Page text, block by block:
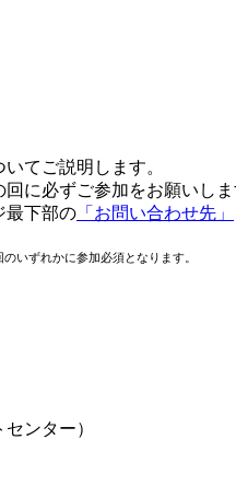
てご説明します。
に必ずご参加をお願いしま
最下部の 「お問い合わせ先」
いずれかに参加必須となります。
ンター）